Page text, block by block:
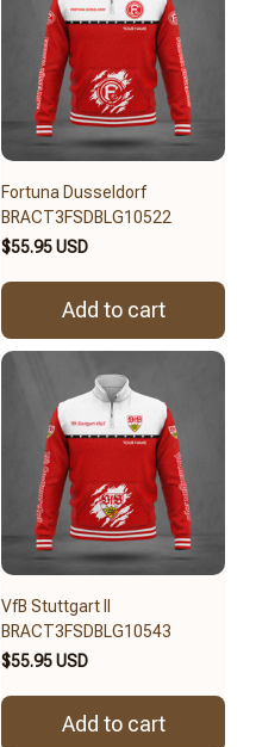
Fortuna Dusseldorf
BRACT3FSDBLG10522
$55.95 USD
Add to cart
VfB Stuttgart II
BRACT3FSDBLG10543
$55.95 USD
Add to cart